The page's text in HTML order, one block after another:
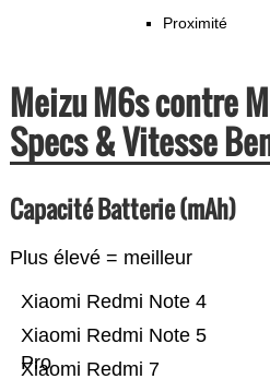
Proximité
Meizu M6s contre
Specs & Vitesse
Capacité Batterie (mAh)
Plus élevé = meilleur
Xiaomi Redmi 7
Xiaomi Redmi Note 5
Pro
Xiaomi Redmi Note 4